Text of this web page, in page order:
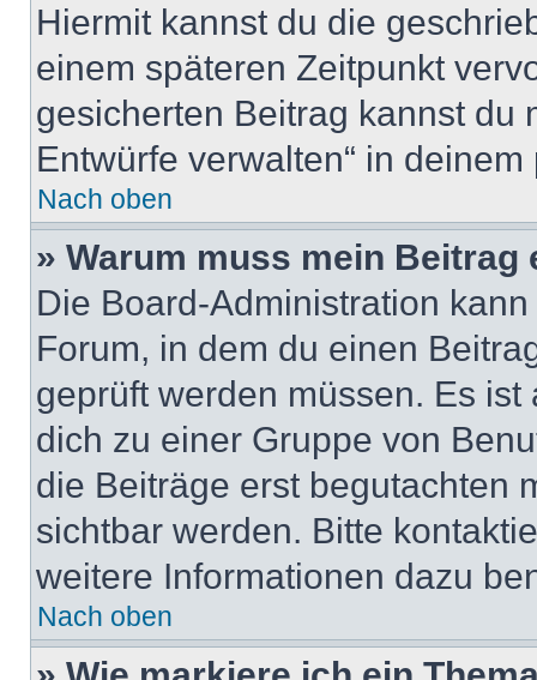
Hiermit kannst du die
einem späteren Zeitpunkt
gesicherten Beitrag kannst du
Entwürfe verwalten“ in
Nach oben
» Warum muss mein
Die Board-Administration
Forum, in dem du einen
geprüft werden müssen. Es
dich zu einer Gruppe von
die Beiträge erst begutachten
sichtbar werden. Bitte
weitere Informationen dazu
Nach oben